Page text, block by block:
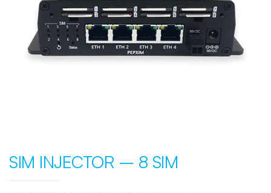
SIM INJECTOR – 8 SIM